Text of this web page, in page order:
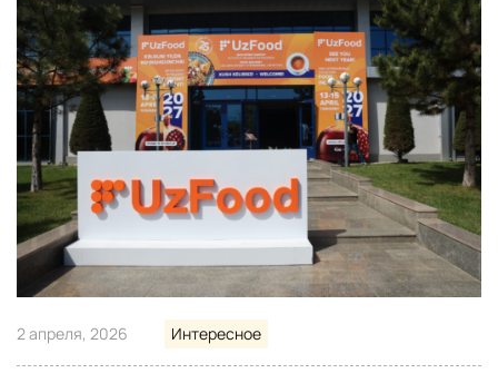
2 апреля, 2026 Интересное